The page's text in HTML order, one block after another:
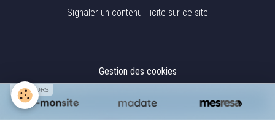
Signaler un contenu illicite sur ce site
Gestion des cookies
SPONSORS